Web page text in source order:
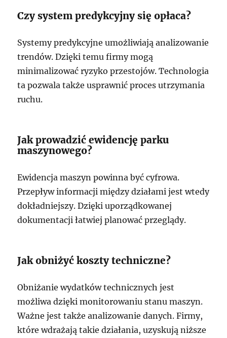
Czy system predykcyjny się opłaca?
Systemy predykcyjne umożliwiają analizowanie
trendów. Dzięki temu firmy mogą
minimalizować ryzyko przestojów. Technologia
ta pozwala także usprawnić proces utrzymania
ruchu.
Jak prowadzić ewidencję parku
maszynowego?
Ewidencja maszyn powinna być cyfrowa.
Przepływ informacji między działami jest wtedy
dokładniejszy. Dzięki uporządkowanej
dokumentacji łatwiej planować przeglądy.
Jak obniżyć koszty techniczne?
Obniżanie wydatków technicznych jest
możliwa dzięki monitorowaniu stanu maszyn.
Ważne jest także analizowanie danych. Firmy,
które wdrażają takie działania, uzyskują niższe